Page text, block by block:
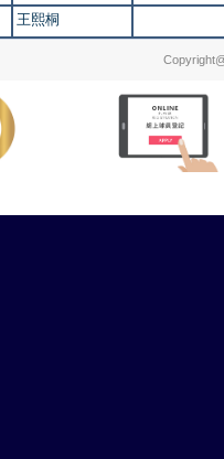
王熙桐